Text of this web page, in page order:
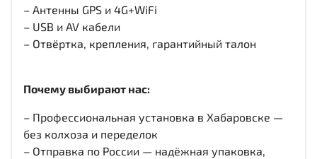
– Антенны GPS и 4G+WiFi
– USB и AV кабели
– Отвёртка, крепления, гарантийный талон
Почему выбирают нас:
– Профессиональная установка в Хабаровске —
без колхоза и переделок
– Отправка по России — надёжная упаковка,